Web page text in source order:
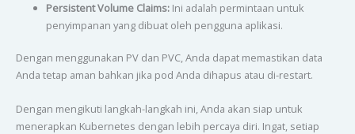
Persistent Volume Claims:Ini adalah permintaan untuk
penyimpanan yang dibuat oleh pengguna aplikasi.
Dengan menggunakan PV dan PVC, Anda dapat memastikan data
Anda tetap aman bahkan jika pod Anda dihapus atau di-restart.
Dengan mengikuti langkah-langkah ini, Anda akan siap untuk
menerapkan Kubernetes dengan lebih percaya diri. Ingat, setiap